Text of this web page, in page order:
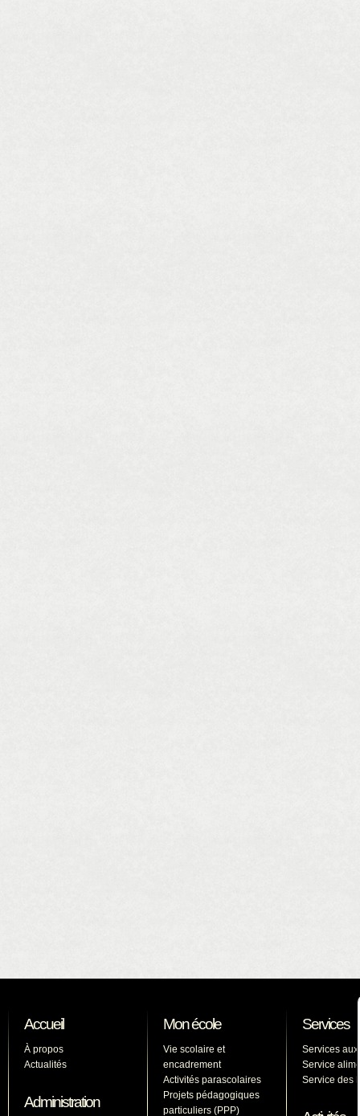
Accueil
À propos
Actualités
Administration
Mon école
Vie scolaire et
encadrement
Activités parascolaires
Projets pédagogiques
particuliers (PPP)
Services
Services
Service
Service des